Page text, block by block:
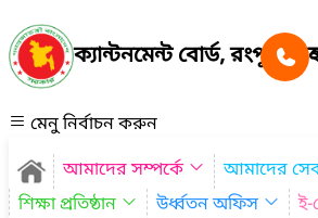
ক্যান্টনমেন্ট বোর্ড, রংপুর
মেনু নির্বাচন করুন
আমাদের সম্পর্কে
আমাদের
শিক্ষা প্রতিষ্ঠান
উর্ধ্বতন অফিস ই-